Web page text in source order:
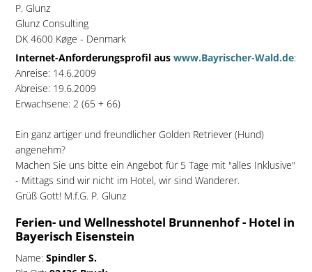
P. Glunz
Glunz Consulting
DK 4600 Køge - Denmark
Internet-Anforderungsprofil aus www.Bayrischer-Wald.de:
Anreise: 14.6.2009
Abreise: 19.6.2009
Erwachsene: 2 (65 + 66)
Ein ganz artiger und freundlicher Golden Retriever (Hund)
angenehm?
Machen Sie uns bitte ein Angebot für 5 Tage mit "alles Inklusive"
- Mittags sind wir nicht im Hotel, wir sind Wanderer.
Grüß Gott! M.f.G. P. Glunz
Ferien- und Wellnesshotel Brunnenhof - Hotel in
Bayerisch Eisenstein
Name: Spindler S.